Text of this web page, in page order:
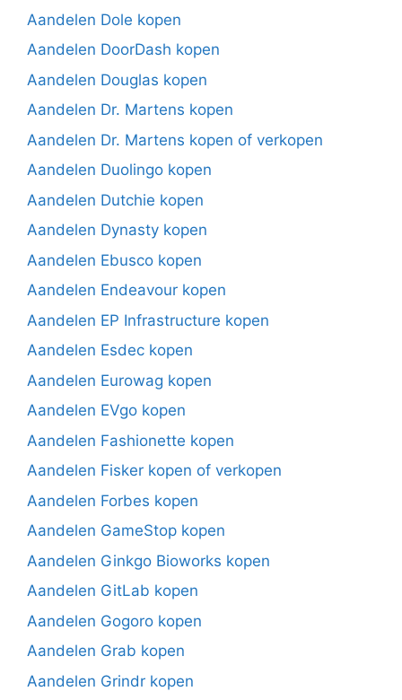
Aandelen Dole kopen
Aandelen DoorDash kopen
Aandelen Douglas kopen
Aandelen Dr. Martens kopen
Aandelen Dr. Martens kopen of verkopen
Aandelen Duolingo kopen
Aandelen Dutchie kopen
Aandelen Dynasty kopen
Aandelen Ebusco kopen
Aandelen Endeavour kopen
Aandelen EP Infrastructure kopen
Aandelen Esdec kopen
Aandelen Eurowag kopen
Aandelen EVgo kopen
Aandelen Fashionette kopen
Aandelen Fisker kopen of verkopen
Aandelen Forbes kopen
Aandelen GameStop kopen
Aandelen Ginkgo Bioworks kopen
Aandelen GitLab kopen
Aandelen Gogoro kopen
Aandelen Grab kopen
Aandelen Grindr kopen